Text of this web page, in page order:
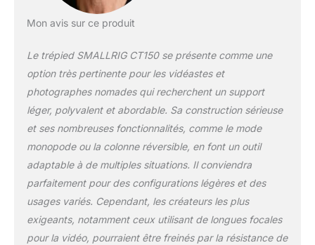
répondre à différents besoins d'angle de
prise de vue. En démontant l'un des
colonne centrale, vous pouvez
Large compatibilité : le plateau à
dégagement rapide sur le dessus de la
tête fluide a une vis de 1/4"-20 qui peut
être montée directement sur une
trou fileté 3/8 qui est compatible avec la
plupart des trépieds et monopodes. En
outre, ce trépied peut prendre en charge
des accessoires comme un bras
magique grâce au filetage 1/4"-20 anti-
torsion.
Mon avis sur ce produit
Le trépied SMALLRIG CT150 se présente comme une
option très pertinente pour les vidéastes et
photographes nomades qui recherchent un support
léger, polyvalent et abordable. Sa construction sérieuse
et ses nombreuses fonctionnalités, comme le mode
monopode ou la colonne réversible, en font un outil
adaptable à de multiples situations. Il conviendra
parfaitement pour des configurations légères et des
usages variés. Cependant, les créateurs les plus
exigeants, notamment ceux utilisant de longues focales
pour la vidéo, pourraient être freinés par la résistance de